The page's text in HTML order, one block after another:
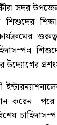
সদর
উদ্যোগের
করেন। পরে